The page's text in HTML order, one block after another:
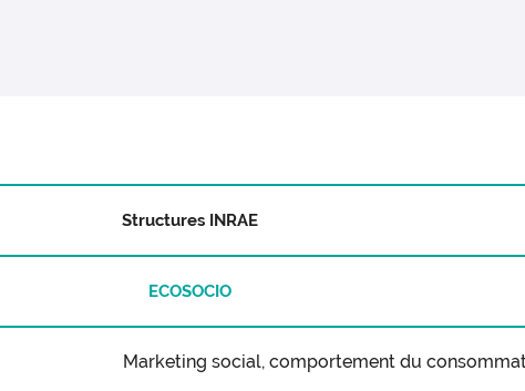
Structures INRAE
ECOSOCIO
Marketing social, comportement du